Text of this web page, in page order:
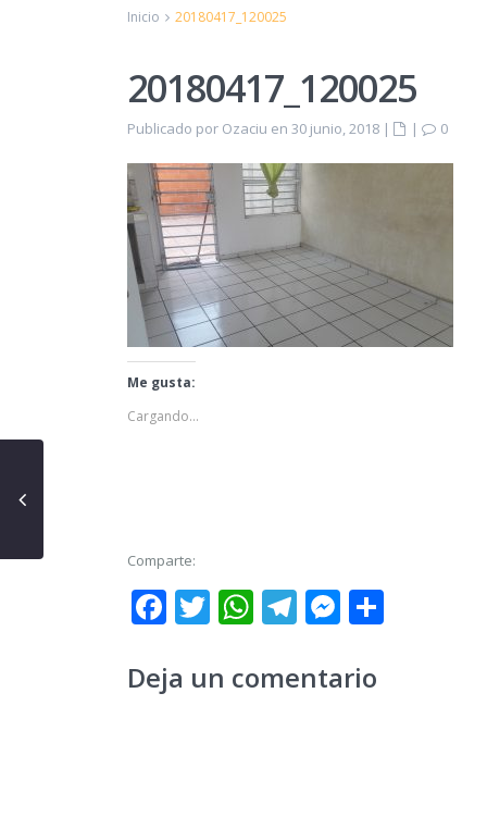
Inicio 20180417_120025
20180417_120025
Publicado por Ozaciu en 30 junio, 2018 | | 0
Me gusta:
Cargando...
Comparte:
Facebook
Twitter
WhatsApp
Telegram
Deja un comentario